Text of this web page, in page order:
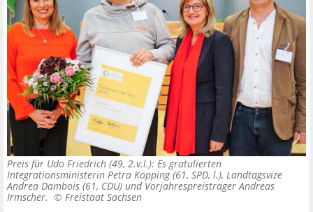
Preis für Udo Friedrich (49, 2.v.l.): Es gratulierten
Integrationsministerin Petra Köpping (61, SPD, l.), Landtagsvize
Andrea Dambois (61, CDU) und Vorjahrespreisträger Andreas
Irmscher. © Freistaat Sachsen